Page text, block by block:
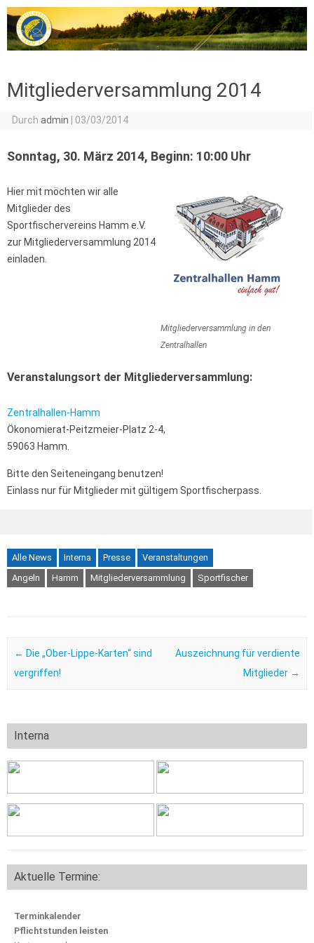
Mitgliederversammlung 2014
Durch admin 03/03/2014
Sonntag, 30. März 2014, Beginn: 10:00 Uhr
Mitgliederversammlung in den
Zentralhallen
Hier mit möchten wir alle
Mitglieder des
Sportfischervereins Hamm e.V.
zur Mitgliederversammlung 2014
einladen.
Veranstalungsort der Mitgliederversammlung:
Zentralhallen-Hamm
Ökonomierat-Peitzmeier-Platz 2-4,
59063 Hamm.
Bitte den Seiteneingang benutzen!
Einlass nur für Mitglieder mit gültigem Sportfischerpass.
Alle News Interna Presse
Veranstaltungen
Angeln
Hamm Mitgliederversammlung Sportfischer
Post navigation
← Die „Ober-Lippe-Karten“ sind
vergriffen!
Auszeichnung für verdiente
Mitglieder →
Interna
Aktuelle Termine:
Terminkalender
Pflichtstunden leisten